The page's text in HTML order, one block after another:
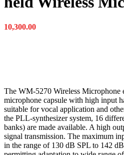
10,300.00
The WM-5270 Wireless Microphone
microphone capsule with high input
suitable for vocal application and
the PLL-synthesizer system, 16
banks) are made available. A high
signal transmission. The maximum
in the range of 130 dB SPL to 142